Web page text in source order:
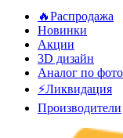
🔥Распродажа
Новинки
Акции
3D дизайн
Аналог по фото
⚡Ликвидация
Производители